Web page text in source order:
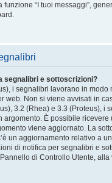
funzione “I tuoi messaggi”,
segnalibri e sottoscrizioni?
i segnalibri lavorano in modo
web. Non si viene avvisati in
3.2 (Rhea) e 3.3 (Proteus), i
argomento. È possibile ricevere
viene aggiornato. La
un aggiornamento relativo a
di notifica per segnalibri e
di Controllo Utente, alla